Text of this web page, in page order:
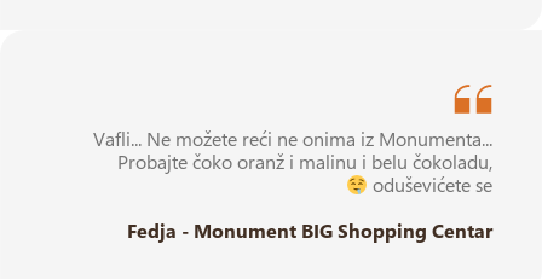
Vafli... Ne možete reći ne onima iz Monumenta...
Probajte čoko oranž i malinu i belu čokoladu,
oduševićete se
Fedja - Monument BIG Shopping Centar